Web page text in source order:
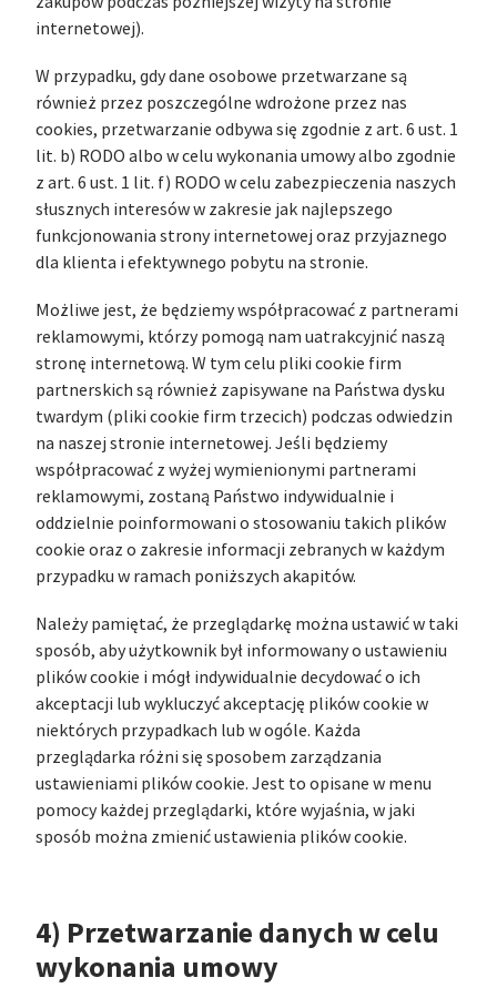
internetowej).
W przypadku, gdy dane osobowe przetwarzane są
również przez poszczególne wdrożone przez nas
cookies, przetwarzanie odbywa się zgodnie z art. 6 ust. 1
lit. b) RODO albo w celu wykonania umowy albo zgodnie
z art. 6 ust. 1 lit. f) RODO w celu zabezpieczenia naszych
słusznych interesów w zakresie jak najlepszego
funkcjonowania strony internetowej oraz przyjaznego
dla klienta i efektywnego pobytu na stronie.
Możliwe jest, że będziemy współpracować z partnerami
reklamowymi, którzy pomogą nam uatrakcyjnić naszą
stronę internetową. W tym celu pliki cookie firm
partnerskich są również zapisywane na Państwa dysku
twardym (pliki cookie firm trzecich) podczas odwiedzin
na naszej stronie internetowej. Jeśli będziemy
współpracować z wyżej wymienionymi partnerami
reklamowymi, zostaną Państwo indywidualnie i
oddzielnie poinformowani o stosowaniu takich plików
cookie oraz o zakresie informacji zebranych w każdym
przypadku w ramach poniższych akapitów.
Należy pamiętać, że przeglądarkę można ustawić w taki
sposób, aby użytkownik był informowany o ustawieniu
plików cookie i mógł indywidualnie decydować o ich
akceptacji lub wykluczyć akceptację plików cookie w
niektórych przypadkach lub w ogóle. Każda
przeglądarka różni się sposobem zarządzania
ustawieniami plików cookie. Jest to opisane w menu
pomocy każdej przeglądarki, które wyjaśnia, w jaki
sposób można zmienić ustawienia plików cookie.
4) Przetwarzanie danych w celu
wykonania umowy